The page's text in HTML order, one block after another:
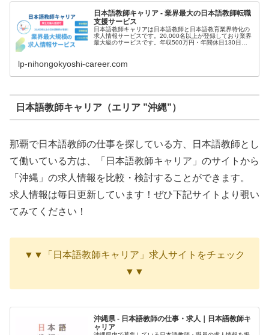
日本語教師キャリア - 業界最大の日本語教師転職
支援サービス
日本語教師キャリアは日本語教師と日本語教育業界特化の
求人情報サービスです。20,000名以上が登録しており業界
最大級のサービスです。年収500万円・年間休日130日な
lp-nihongokyoshi-career.com
日本語教師キャリア（エリア ”沖縄”）
那覇で日本語教師の仕事を探している方、日本語教師とし
て働いている方は、「日本語教師キャリア」のサイトから
「沖縄」の求人情報を比較・検討することができます。
求人情報は毎日更新しています！ぜひ下記サイトより覗い
てみてください！
▼▼「日本語教師キャリア」求人サイトをチェック
▼▼
沖縄県 - 日本語教師の仕事・求人｜日本語教師キ
ャリア